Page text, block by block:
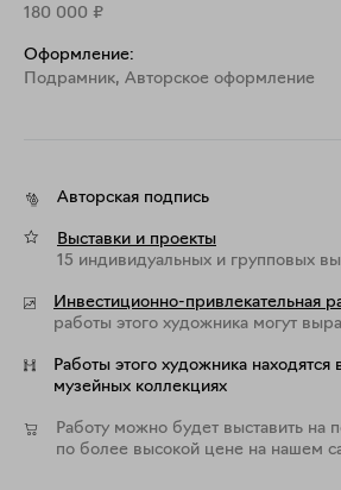
180 000 ₽
Оформление:
Подрамник, Aвторское оформление
Авторская подпись
Выставки и проекты
15 индивидуальных и групповых
Инвестиционно-привлекательная
работы этого художника могут
Работы этого художника находятся
музейных коллекциях
Работу можно будет выставить на
по более высокой цене на нашем